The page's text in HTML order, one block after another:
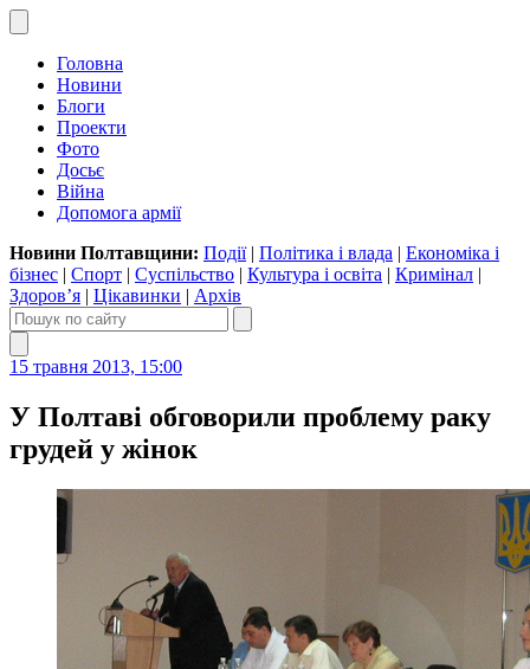
Головна
Новини
Блоги
Проекти
Фото
Досьє
Війна
Допомога армії
Новини Полтавщини: Події| Політика і влада | Економіка і
бізнес | Спорт | Суспільство | Культура і освіта | Кримінал |
Здоров’я | Цікавинки | Архів
15 травня 2013, 15:00
У Полтаві обговорили проблему раку
грудей у жінок